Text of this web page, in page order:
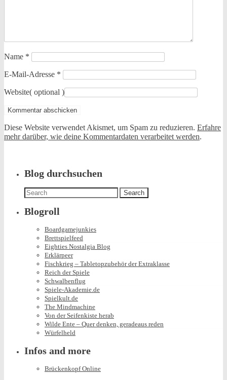
Name *
E-Mail-Adresse *
Website( optional )
Diese Website verwendet Akismet, um Spam zu reduzieren. Erfahre
mehr darüber, wie deine Kommentardaten verarbeitet werden.
Blog durchsuchen
Search
for:
Blogroll
Boardgamejunkies
Brettspielfeed
Eighties Nostalgia Blog
Erklärpeer
Fischkrieg – Tabletopzubehör der Extraklasse
Reich der Spiele
Schwalbenflug
Spiele-Akademie.de
Spielkult.de
The Mindmachine
Von der Seifenkiste herab
Wilde Ente – Quer denken, geradeaus reden
Würfelheld
Infos and more
Brückenkopf Online